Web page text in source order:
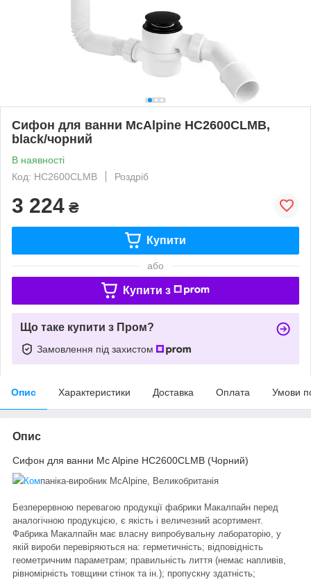
Сифон для ванни McAlpine HC2600CLMB,
black/чорний
В наявності
Код: HC2600CLMВ
Роздріб
3 224 ₴
Купити
або
Купити з
Що таке купити з Пром?
Замовлення під захистом
Опис Характеристики Доставка Оплата Умови
Опис
Сифон для ванни Mc Alpine HC2600CLMB (Чорний)
Компаніка-виробник McAlpine, Великобританія
Безперервною перевагою продукції фабрики Макалпайн перед
аналогічною продукцією, є якість і величезний асортимент.
Фабрика Макалпайн має власну випробувальну лабораторію, у
якій вироби перевіряються на: герметичність; відповідність
геометричним параметрам; правильність лиття (немає напливів,
рівномірність товщини стінок та ін.); пропускну здатність;